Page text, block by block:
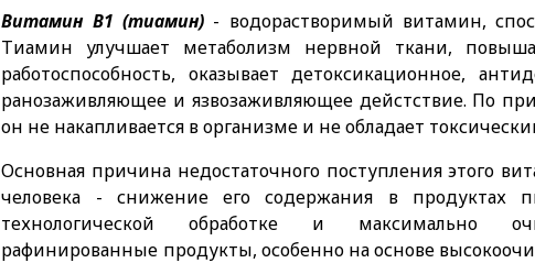
Витамин В1 (тиамин) - водорастворимый витамин,
Тиамин улучшает метаболизм нервной ткани,
работоспособность, оказывает детоксикационное,
ранозаживляющее и язвозаживляющее дейстствие. По
он не накапливается в организме и не обладает
Основная причина недостаточного поступления этого
человека - снижение его содержания в продуктах
технологической обработке и максимально
рафинированные продукты, особенно на основе